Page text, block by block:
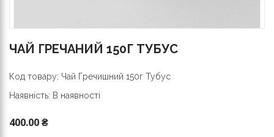
ЧАЙ ГРЕЧАНИЙ 150Г ТУБУС
Код товару: Чай Гречишний 150г Тубус
Наявність: В наявності
400.00 ₴